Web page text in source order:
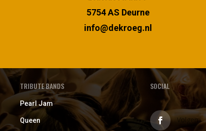
5754 AS Deurne
info@dekroeg.nl
TRIBUTE BANDS
Pearl Jam
Queen
SOCIAL
Volgen